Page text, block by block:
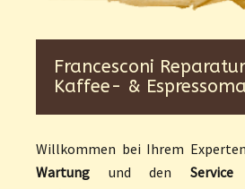
Francesconi
Kaffee- &
Willkommen bei Ihrem
Wartung und den Service